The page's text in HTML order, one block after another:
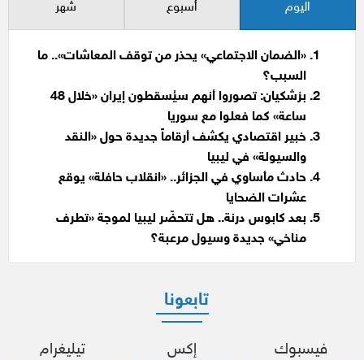
اليوم أسبوع شهر
«الضمان الاجتماعي» يحذر من توقف المعاشات».. ما
السبب؟
بزشكيان: تصوروا أنهم سيُسقطون إيران «خلال 48
ساعة» كما فعلوا مع سوريا
خبير اقتصادي يكشف أرقاماً جديدة حول «النقد
والسيولة» في ليبيا
حادث مأساوي في الجزائر.. «انقلاب حافلة» يوقع
عشرات الضحايا
بعد كابوس درنة.. هل تتحضّر ليبيا لموجة «تطرف
مناخي» جديدة وسيول مرعبة؟
تابعونا
فيسبوك إكس تيليغرام